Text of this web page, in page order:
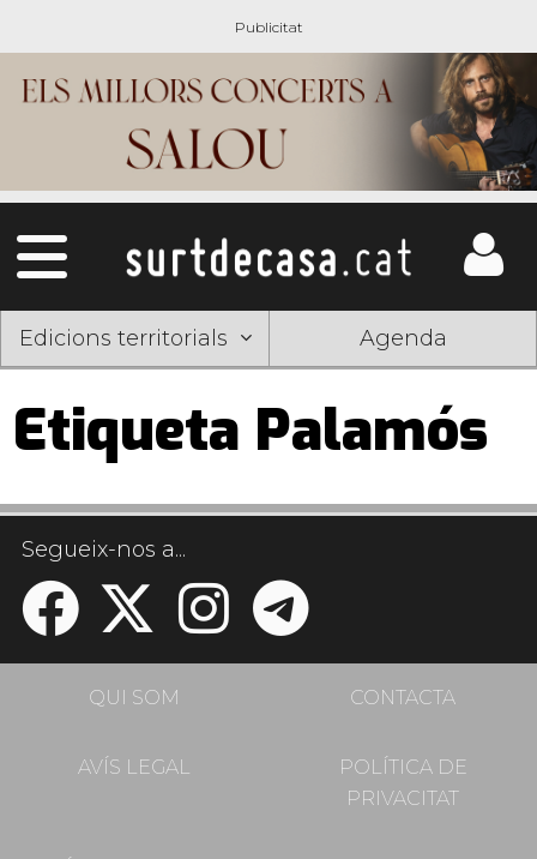
Edicions territorials Agenda
Etiqueta Palamós
Segueix-nos a...
QUI SOM CONTACTA
AVÍS LEGAL
POLÍTICA DE
PRIVACITAT